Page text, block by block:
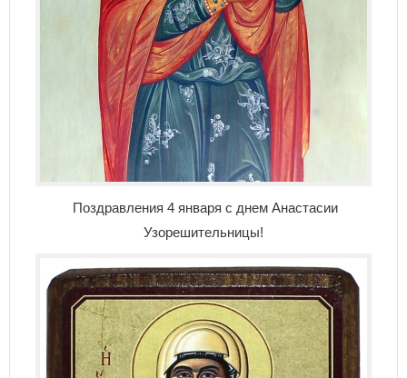
Поздравления 4 января с днем Анастасии
Узорешительницы!